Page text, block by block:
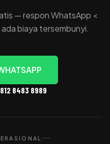
— respon WhatsApp <
ada biaya tersembunyi.
8483 8989